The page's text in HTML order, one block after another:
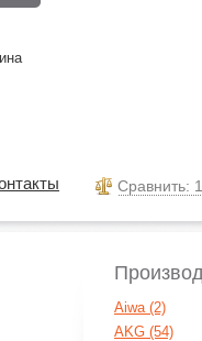
Aiwa (2)
AKG (54)
Cравнить: